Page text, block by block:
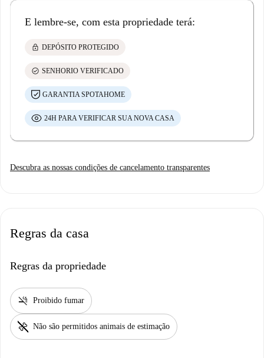
E lembre-se, com esta propriedade terá:
lock DEPÓSITO PROTEGIDO
check_circle SENHORIO VERIFICADO
GARANTIA SPOTAHOME
24H PARA VERIFICAR SUA NOVA CASA
Descubra as nossas condições de cancelamento transparentes
Regras da casa
Regras da propriedade
smoke_free Proibido fumar
pet_supplies Não são permitidos animais de estimação